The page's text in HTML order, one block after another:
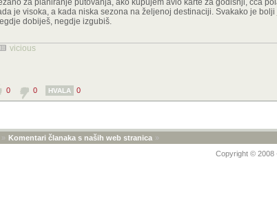
za planiranje putovanja, ako kupujem avio karte za godišnji, cca
je visoka, a kada niska sezona na željenoj destinaciji. Svakako je
dobiješ, negdje izgubiš.
vicious
0 0 HVALA 0
» Komentari članaka s naših web stranica »
Copyright © 2008